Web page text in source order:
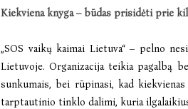
Kiekviena knyga – būdas prisidėti prie
„SOS vaikų kaimai Lietuva“ – pelno
Lietuvoje. Organizacija teikia pagalbą
sunkumais, bei rūpinasi, kad
tarptautinio tinklo dalimi, kuria